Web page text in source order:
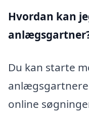
Hvordan kan
Du kan starte
online